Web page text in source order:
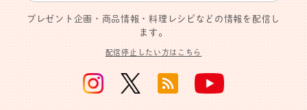
プレゼント企画・商品情報・料理レシピなどの情報を配信し
ます。
配信停止したい方はこちら